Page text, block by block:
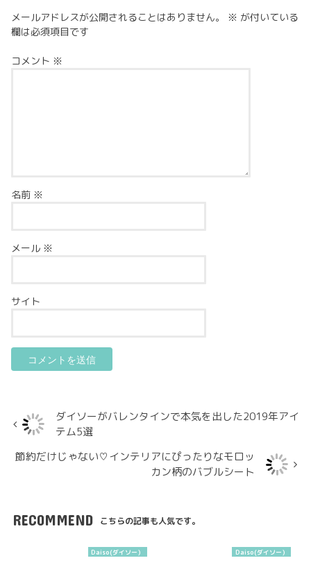
メールアドレスが公開されることはありません。 ※ が付いている
欄は必須項目です
コメント ※
名前 ※
メール ※
サイト
ダイソーがバレンタインで本気を出した2019年アイ
テム5選
節約だけじゃない♡インテリアにぴったりなモロッ
カン柄のバブルシート
RECOMMEND こちらの記事も人気です。
Daiso(ダイソー） Daiso(ダイソー）